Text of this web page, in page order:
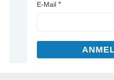
E-Mail